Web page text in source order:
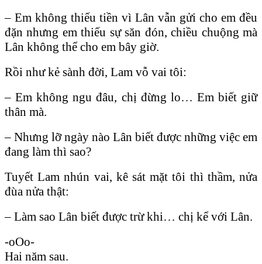
– Em không thiếu tiền vì Lân vẫn gửi cho em đều
đặn nhưng em thiếu sự săn đón, chiều chuộng mà
Lân không thể cho em bây giờ.
Rồi như kẻ sành đời, Lam vỗ vai tôi:
– Em không ngu đâu, chị đừng lo… Em biết giữ
thân mà.
– Nhưng lỡ ngày nào Lân biết được những việc em
đang làm thì sao?
Tuyết Lam nhún vai, kê sát mặt tôi thì thầm, nửa
đùa nửa thật:
– Làm sao Lân biết được trừ khi… chị kể với Lân.
-oOo-
Hai năm sau.